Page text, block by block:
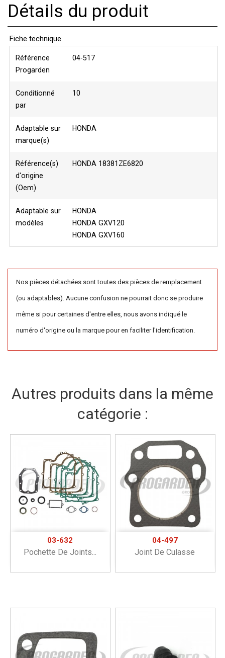
Détails du produit
Fiche technique
Référence
Progarden
04-517
Conditionné
par
10
Adaptable sur
marque(s)
HONDA
Référence(s)
d'origine
(Oem)
HONDA 18381ZE6820
Adaptable sur
modèles
HONDA
HONDA GXV120
HONDA GXV160
Nos pièces détachées sont toutes des pièces de remplacement
(ou adaptables). Aucune confusion ne pourrait donc se produire
même si pour certaines d'entre elles, nous avons indiqué le
numéro d'origine ou la marque pour en faciliter l'identification.
Autres produits dans la même
catégorie :
03-632
Pochette De Joints...
04-497
Joint De Culasse